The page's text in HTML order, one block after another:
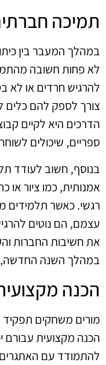
תמיכה
במהלך המעבר בין
לא פחות חשובה
להרגיש חרדים או לא
צורך לספק להם
הדרכים היא לקיים
ספריים, שיכולים
בנוסף, חשוב לעודד
אמנותית, כמו ציור או
רגשי. כאשר תלמידים
עצמם, הם נוטים
את חשיבות החברות
במהלך השנה החדשה,
הכנה
מורים משחקים תפקיד
הכנה מקצועית עבורם
להתמודד עם